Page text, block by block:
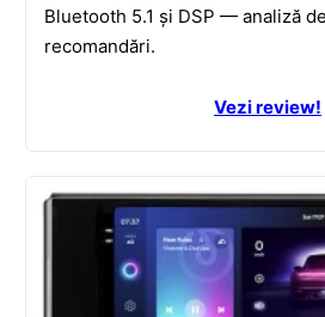
Bluetooth 5.1 și DSP — analiză
recomandări.
Vezi review!